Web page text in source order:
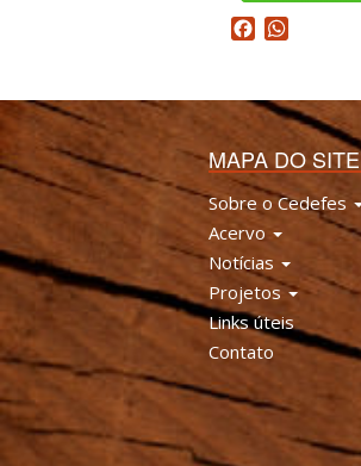
Facebook
MAPA DO SITE
Sobre o Cedefes
Acervo
Notícias
Projetos
Links úteis
Contato